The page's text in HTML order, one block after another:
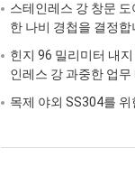
스테인레스 강 창문
한 나비 경첩을 결정합
힌지 96 밀리미터 내
인레스 강 과중한 업무
목제 야외 SS304를